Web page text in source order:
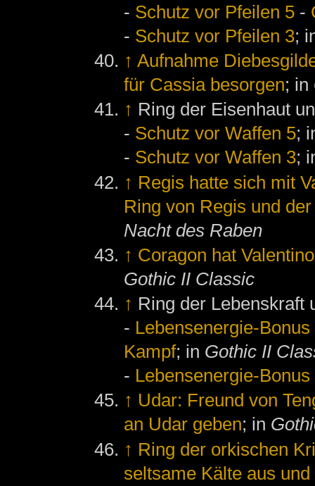
- Schutz vor Pfeilen 5 -
- Schutz vor Pfeilen 3;
↑ Aufnahme
für Cassia besorgen; in
↑ Ring der Eisenhaut
- Schutz vor Waffen 5;
- Schutz vor Waffen 3;
↑ Regis hatte sich mit
Ring von Regis und
Nacht des Raben
↑ Coragon hat
Gothic II Classic
↑ Ring der Lebenskraft
- Lebensenergie-Bonus
Kampf; in Gothic II
- Lebensenergie-Bonus
↑ Udar: Freund von
an Udar geben; in
↑ Ring der orkischen
seltsame Kälte aus